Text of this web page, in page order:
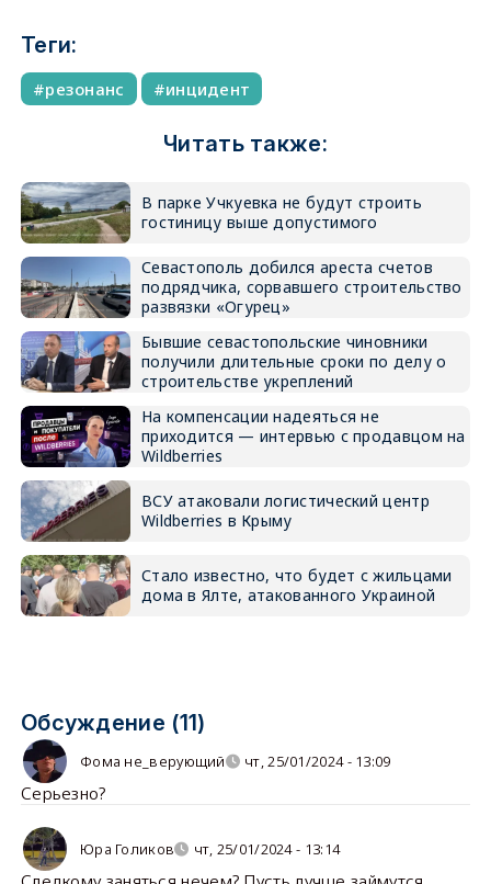
Теги:
резонанс инцидент
Читать также:
В парке Учкуевка не будут строить
гостиницу выше допустимого
Севастополь добился ареста счетов
подрядчика, сорвавшего строительство
развязки «Огурец»
Бывшие севастопольские чиновники
получили длительные сроки по делу о
строительстве укреплений
На компенсации надеяться не
приходится — интервью с продавцом на
Wildberries
ВСУ атаковали логистический центр
Wildberries в Крыму
Стало известно, что будет с жильцами
дома в Ялте, атакованного Украиной
Обсуждение (11)
Фома не_верующий чт, 25/01/2024 - 13:09
Серьезно?
Юра Голиков чт, 25/01/2024 - 13:14